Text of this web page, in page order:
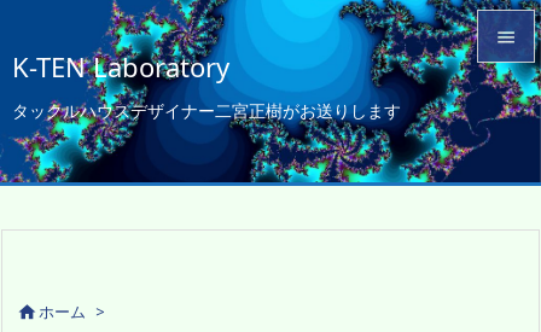
K-TEN Laboratory
タックルハウスデザイナー二宮正樹がお送りします


メニュ
ホーム >